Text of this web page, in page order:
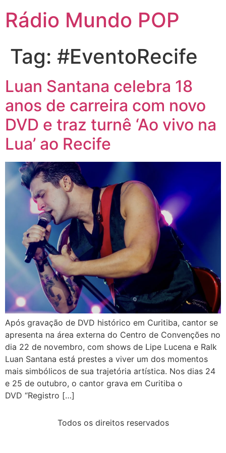
Rádio Mundo POP
Tag: #EventoRecife
Luan Santana celebra 18
anos de carreira com novo
DVD e traz turnê ‘Ao vivo na
Lua’ ao Recife
Após gravação de DVD histórico em Curitiba, cantor se
apresenta na área externa do Centro de Convenções no
dia 22 de novembro, com shows de Lipe Lucena e Ralk
Luan Santana está prestes a viver um dos momentos
mais simbólicos de sua trajetória artística. Nos dias 24
e 25 de outubro, o cantor grava em Curitiba o
DVD “Registro […]
Todos os direitos reservados